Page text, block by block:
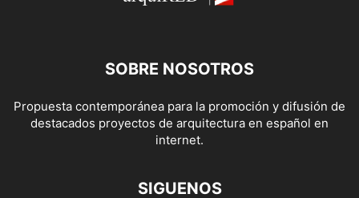
SOBRE NOSOTROS
Propuesta contemporánea para la promoción y difusión de
destacados proyectos de arquitectura en español en
internet.
SIGUENOS